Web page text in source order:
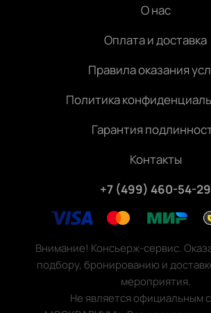
О нас
Оплата и доставка
Правила оказания
Политика
Гарантия
Контакты
+7 (499) 460-54-29
Внимание! Консьерж-сервис.
подбору, бронированию и
мероприятия.
Не является официальным